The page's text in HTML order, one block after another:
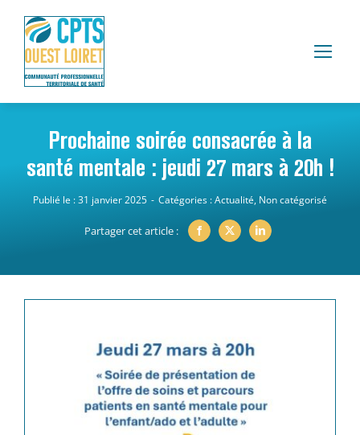
contenu
Prochaine soirée consacrée à la
santé mentale : jeudi 27 mars à 20h !
Publié le : 31 janvier 2025 - Catégories :Actualité, Non catégorisé
Partager cet article :